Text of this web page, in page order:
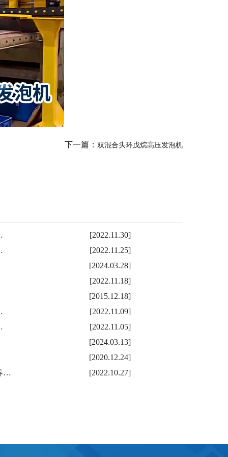
下一篇：双混合头环戊烷高压发泡机
[2022.11.30]
[2022.11.25]
[2024.03.28]
[2022.11.18]
[2015.12.18]
[2022.11.09]
[2022.11.05]
[2024.03.13]
[2020.12.24]
[2022.10.27]
…